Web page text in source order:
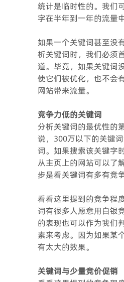
统计是临时性的。我们
字在半年到一年的流量
如果一个关键词甚至没
析关键词时，我们必须
道。毕竟，如果关键词
使它们被优化，也不会
网站带来流量。
竞争力低的关键词
分析关键词的最优性的
说，300万以下的关键
词。如果搜索该关键字
从主页上的网站可以了
步是看关键词有多有竞
看看这里提到的竞争程
词有很多人愿意用白银
的表现也可以作为我们
素来考虑。因为如果某
有太大的效果。
关键词与少量竞价促销